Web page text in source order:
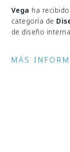
Vega ha
categoría de
de diseño
MÁS